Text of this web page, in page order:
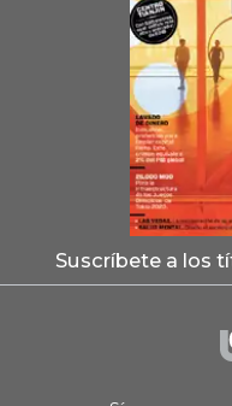
Suscríbete a los